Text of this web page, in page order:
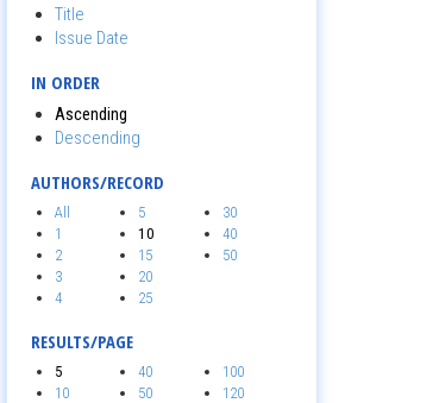
Title
Issue Date
IN ORDER
Ascending
Descending
AUTHORS/RECORD
All
1
2
3
4
5
10
15
20
25
30
40
50
RESULTS/PAGE
5
10
40
50
100
120